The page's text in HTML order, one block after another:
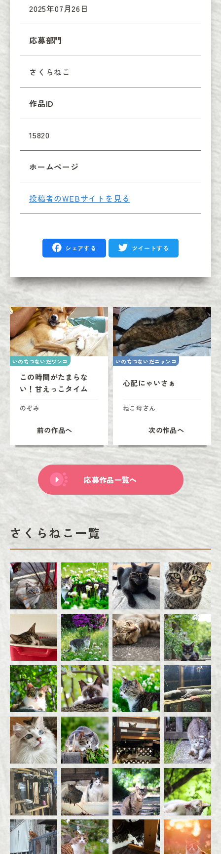
2025年07月26日
応募部門
さくらねこ
作品ID
15820
ホームページ
投稿者のWEBサイトを見る
シェアする ツイートする
いのちつないだワンコ
この時間がたまらな
い！甘えっこタイム
のぞみ
前の作品へ
いのちつないだニャンコ
心配にゃいさぁ
ねこ母さん
次の作品へ
応募作品一覧へ
さくらねこ一覧